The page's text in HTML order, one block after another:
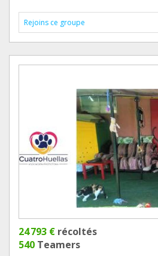
Rejoins ce groupe
24 793 € récoltés
540 Teamers